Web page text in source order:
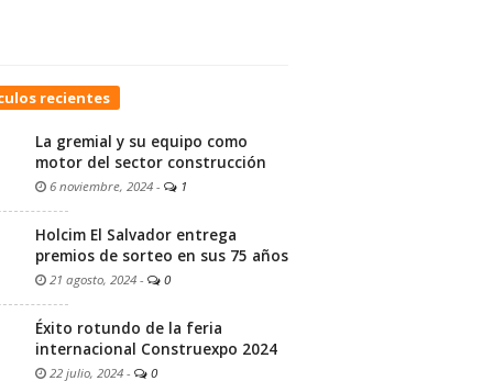
recientes
La gremial y su equipo como
motor del sector construcción
6 noviembre, 2024 - 1
Holcim El Salvador entrega
premios de sorteo en sus 75 años
21 agosto, 2024 - 0
Éxito rotundo de la feria
internacional Construexpo 2024
22 julio, 2024 - 0